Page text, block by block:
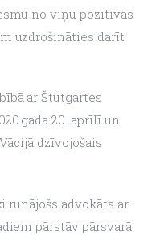
no viņu pozitīvās
uzdrošināties darīt
ar Štutgartes
20. aprīlī un
dzīvojošais
runājošs advokāts ar
pārstāv pārsvarā